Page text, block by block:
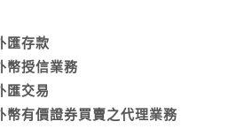
匯存款
幣授信業務
匯交易
幣有價證券買賣之代理業務